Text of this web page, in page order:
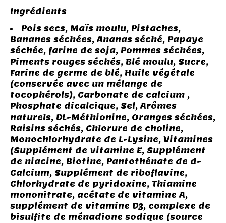
Ingrédients
Pois secs, Maïs moulu, Pistaches,
Bananes séchées, Ananas séché, Papaye
séchée, farine de soja, Pommes séchées,
Piments rouges séchés, Blé moulu, Sucre,
Farine de germe de blé, Huile végétale
(conservée avec un mélange de
tocophérols), Carbonate de calcium ,
Phosphate dicalcique, Sel, Arômes
naturels, DL-Méthionine, Oranges séchées,
Raisins séchés, Chlorure de choline,
Monochlorhydrate de L-Lysine, Vitamines
(Supplément de vitamine E, Supplément
de niacine, Biotine, Pantothénate de d-
Calcium, Supplément de riboflavine,
Chlorhydrate de pyridoxine, Thiamine
mononitrate, acétate de vitamine A,
supplément de vitamine D3, complexe de
bisulfite de ménadione sodique (source